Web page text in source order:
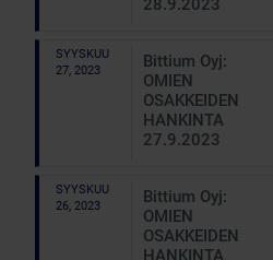
28.9.2023
SYYSKUU
27, 2023
Bittium Oyj:
OMIEN
OSAKKEIDEN
HANKINTA
27.9.2023
SYYSKUU
26, 2023
Bittium Oyj:
OMIEN
OSAKKEIDEN
HANKINTA